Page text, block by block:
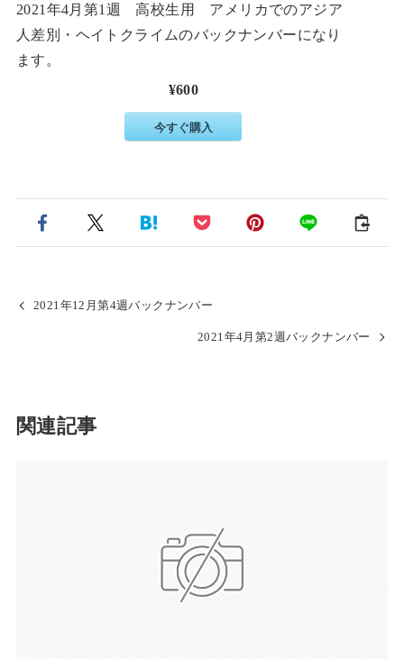
2021年4月第1週 高校生用 アメリカでのアジア
人差別・ヘイトクライムのバックナンバーになり
ます。
¥600
今すぐ購入
2021年12月第4週バックナンバー
2021年4月第2週バックナンバー
関連記事